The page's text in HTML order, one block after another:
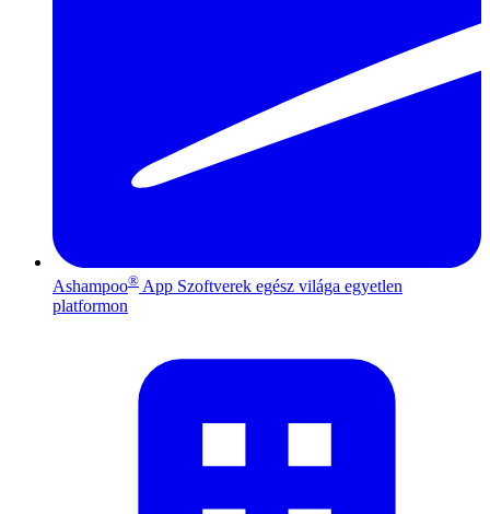
Ashampoo® App Szoftverek egész világa egyetlen
platformon